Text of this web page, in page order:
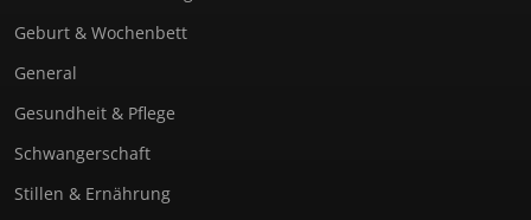
Geburt & Wochenbett
General
Gesundheit & Pflege
Schwangerschaft
Stillen & Ernährung